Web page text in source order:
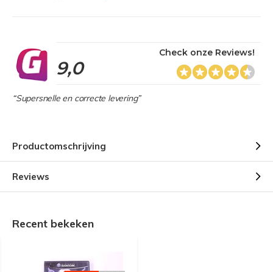
9,0
Check onze Reviews!
“Supersnelle en correcte levering”
Productomschrijving
Reviews
Recent bekeken